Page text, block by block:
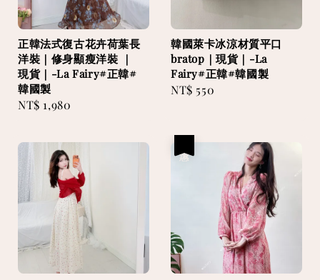
正韓法式復古花卉荷葉長
洋裝｜修身顯瘦洋裝 ｜
現貨｜-La Fairy#正韓#
韓國製
Regular
NT$ 1,980
韓國萊卡冰涼材質平口
bratop｜現貨｜-La
Fairy#正韓#韓國製
Regular
NT$ 550